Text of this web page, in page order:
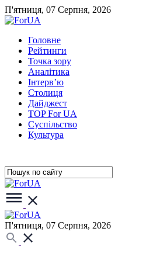
П'ятниця, 07 Серпня, 2026
Головне
Рейтинги
Точка зору
Аналітика
Інтерв’ю
Столиця
Дайджест
TOP For UA
Суспiльство
Культура
П'ятниця, 07 Серпня, 2026